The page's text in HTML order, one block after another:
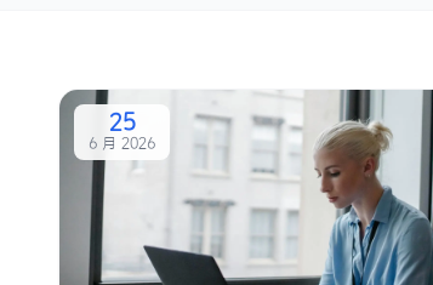
25
6 月 2026